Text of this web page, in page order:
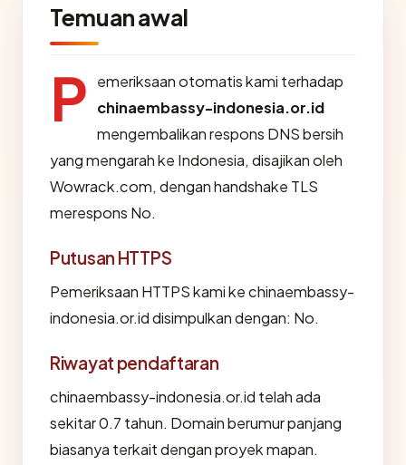
Temuan awal
P
emeriksaan otomatis kami terhadap
chinaembassy-indonesia.or.id
mengembalikan respons DNS bersih
yang mengarah ke Indonesia, disajikan oleh
Wowrack.com, dengan handshake TLS
merespons No.
Putusan HTTPS
Pemeriksaan HTTPS kami ke chinaembassy-
indonesia.or.id disimpulkan dengan: No.
Riwayat pendaftaran
chinaembassy-indonesia.or.id telah ada
sekitar 0.7 tahun. Domain berumur panjang
biasanya terkait dengan proyek mapan.